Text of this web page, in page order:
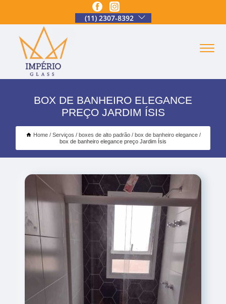
(11) 2307-8392
BOX DE BANHEIRO ELEGANCE
PREÇO JARDIM ÍSIS
Home Serviços boxes de alto padrão
box de banheiro elegance
box de banheiro elegance preço Jardim Ísis